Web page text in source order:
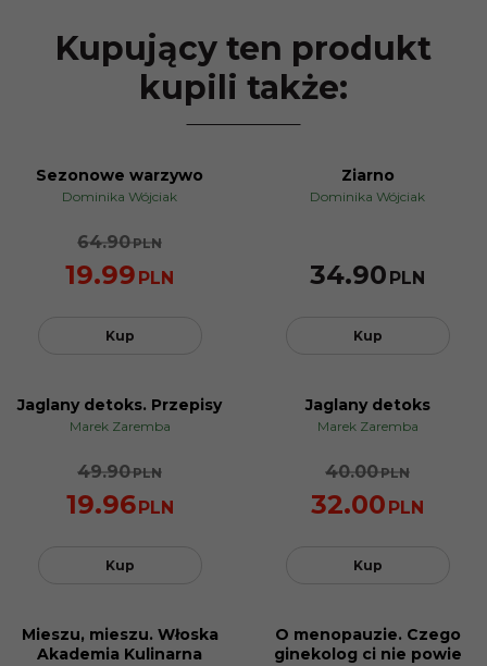
Kupujący ten produkt
kupili także:
Sezonowe warzywo
Dominika Wójciak
64.90PLN
19.99 PLN
Kup
Ziarno
Dominika Wójciak
34.90 PLN
Kup
Jaglany detoks. Przepisy
Marek Zaremba
49.90PLN
19.96PLN
Kup
Jaglany detoks
Marek Zaremba
40.00PLN
32.00 PLN
Kup
PROMOCJA
Mieszu, mieszu. Włoska
Akademia Kulinarna
BESTSELLER
O menopauzie. Czego
ginekolog ci nie powie